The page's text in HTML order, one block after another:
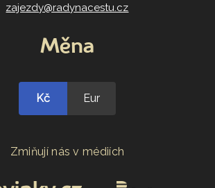
zajezdy@radynacestu.cz
Měna
Kč Eur
Zmiňují nás v médiích